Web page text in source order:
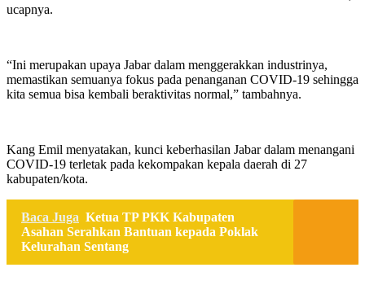
ucapnya.
“Ini merupakan upaya Jabar dalam menggerakkan industrinya,
memastikan semuanya fokus pada penanganan COVID-19 sehingga
kita semua bisa kembali beraktivitas normal,” tambahnya.
Kang Emil menyatakan, kunci keberhasilan Jabar dalam menangani
COVID-19 terletak pada kekompakan kepala daerah di 27
kabupaten/kota.
Baca Juga Ketua TP PKK Kabupaten
Asahan Serahkan Bantuan kepada Poklak
Kelurahan Sentang